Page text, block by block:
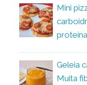
Mini
Geleia
Muita